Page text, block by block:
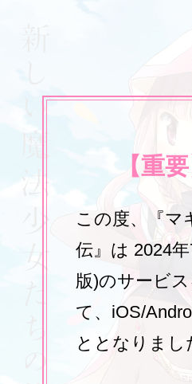
【重
この度、『
伝』は 2024
版)のサービ
て、iOS/
ととなりまし